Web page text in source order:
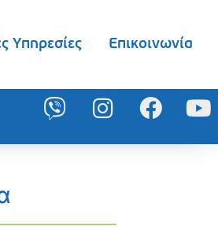
Υπηρεσίες Επικοινωνία